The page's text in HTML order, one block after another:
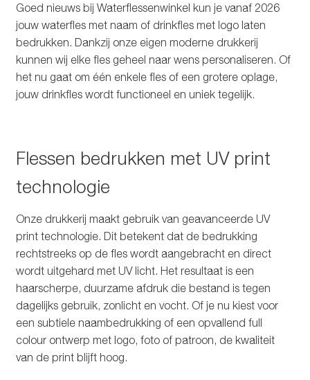
Aluminium drinkfles
Glazen drinkfles
RVS drinkfles
Herbruikbare boterhamzakjes
Aanbiedingen
Waterfles bedrukken
Reviews waterflessenwinkel.nl
Contact Waterflessenwinkel.nl
Goed nieuws bij Waterflessenwinkel kun je vanaf 2026
jouw waterfles met naam of drinkfles met logo laten
bedrukken. Dankzij onze eigen moderne drukkerij
kunnen wij elke fles geheel naar wens personaliseren. Of
het nu gaat om één enkele fles of een grotere oplage,
jouw drinkfles wordt functioneel en uniek tegelijk.
Flessen bedrukken met UV print
technologie
Onze drukkerij maakt gebruik van geavanceerde UV
print technologie. Dit betekent dat de bedrukking
rechtstreeks op de fles wordt aangebracht en direct
wordt uitgehard met UV licht. Het resultaat is een
haarscherpe, duurzame afdruk die bestand is tegen
dagelijks gebruik, zonlicht en vocht. Of je nu kiest voor
een subtiele naambedrukking of een opvallend full
colour ontwerp met logo, foto of patroon, de kwaliteit
van de print blijft hoog.